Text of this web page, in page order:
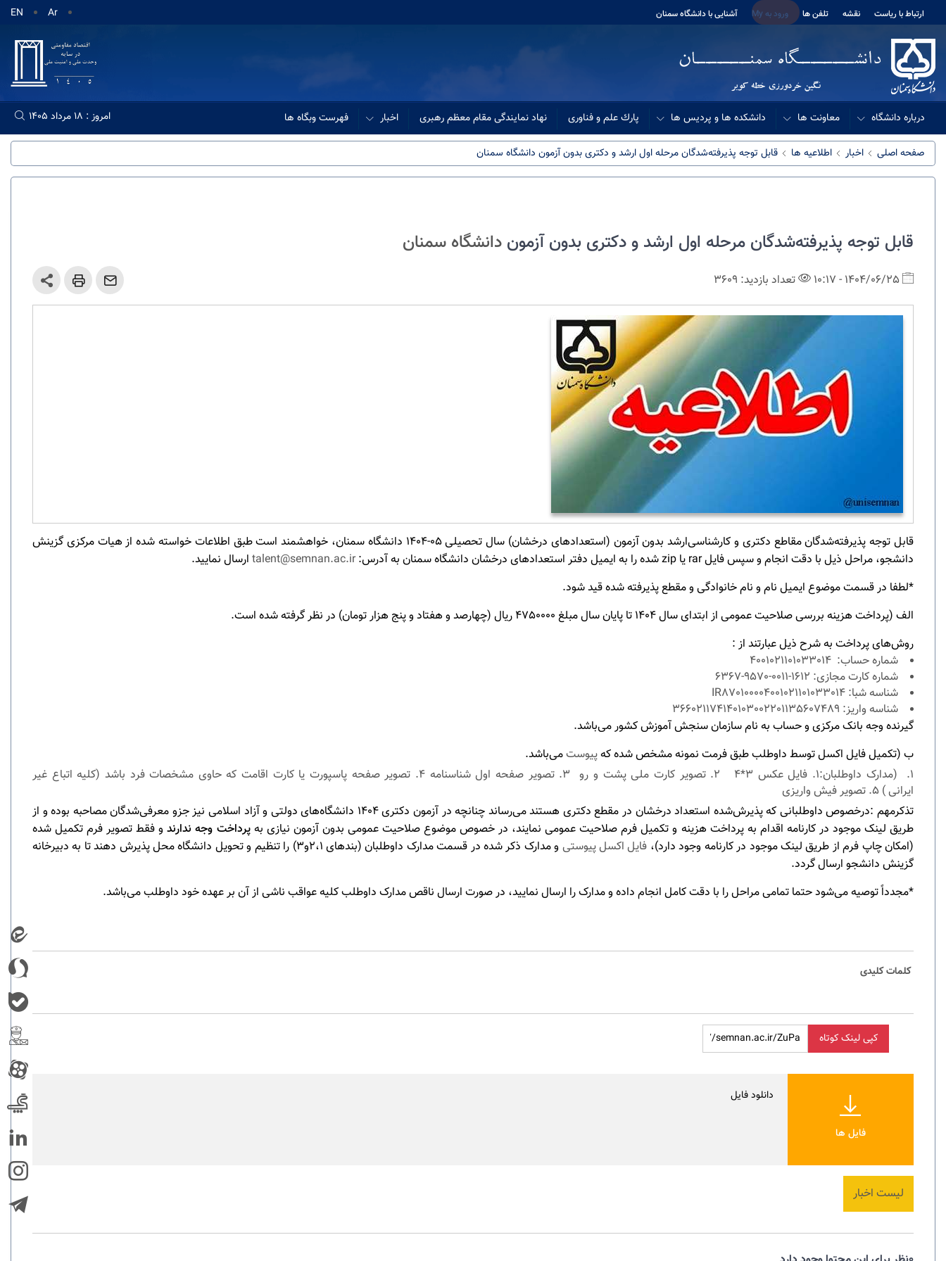
ارتباط با ریاست نقشه تلفن ها ورود به My آشنایی با دانشگاه سمنان EN Ar
درباره دانشگاه معاونت ها دانشکده ها و پردیس ها پارك علم و فناوری نهاد نمایندگی مقام معظم رهبری اخبار فهرست وبگاه ها امروز : 18 مرداد 1405
صفحه اصلی اخبار اطلاعیه ها قابل توجه پذیرفته‌شدگان مرحله اول ارشد و دکتری بدون آزمون دانشگاه سمنان
قابل توجه پذیرفته‌شدگان مرحله اول ارشد و دکتری بدون آزمون دانشگاه سمنان
1404/06/25 - 10:17 تعداد بازدید: 3609
قابل توجه پذیرفته‌شدگان مقاطع دکتری و کارشناسی‌ارشد بدون آزمون (استعدادهای درخشان) سال تحصیلی ۰5-۱۴۰4 دانشگاه سمنان، خواهشمند است طبق اطلاعات خواسته شده از هیات مرکزی گزینش
دانشجو، مراحل ذیل با دقت انجام و سپس فایلrar یا zipشده را به ایمیل دفتر استعدادهای درخشان دانشگاه سمنان به آدرس:talent@semnan.ac.ir ارسال نمایید.
*لطفا در قسمت موضوع ایمیل نام و نام خانوادگی و مقطع پذیرفته شده قید شود.
الف )پرداخت هزینه بررسی صلاحیت عمومی از ابتدای سال 1404 تا پایان سال مبلغ 4750000 ریال (چهارصد و هفتاد و پنج هزار تومان) در نظر گرفته شده است
.
روش‌های پرداخت به شرح ذیل عبارتند از :
شماره حساب:
4001021101033014
شماره کارت مجازی: 1612-0011-9570-6367
شناسه شبا: IR870100004001021101033014
شناسه واریز: 366021174140103002201135607489
گیرنده وجه بانک مرکزی و حساب به نام سازمان سنجش آموزش کشور می‌باشد.
ب )تکمیل فایل اکسل توسط داوطلب طبق فرمت نمونه مشخص شده کهپیوستمی‌باشد.
)
مدارک داوطلبان:1. فایل عکس 3*4 2. تصویر کارت ملی پشت و رو 3. تصویر صفحه اول شناسنامه 4. تصویر صفحه پاسپورت یا کارت اقامت که حاوی مشخصات فرد باشد (کلیه اتباع غیر
ایرانی ) 5. تصویر فیش واریزی
تذکرمهم:
درخصوص داوطلبانی که پذیرش‌شده استعداد درخشان در مقطع دکتری هستند می‌رساند چنانچه در آزمون دکتری 1404 دانشگاه‌های دولتی و آزاد اسلامی نیز جزو معرفی‌شدگان مصاحبه بوده و از
طریق لینک موجود در کارنامه اقدام به پرداخت هزینه و تکمیل فرم صلاحیت عمومی نمایند، در خصوص موضوع صلاحیت عمومی بدون آزمون‌ نیازی بهپرداخت وجه ندارندو فقط تصویر فرم تکمیل شده
(امکان چاپ فرم از طریق لینک موجود در کارنامه وجود دارد)، فایل اکسل پیوستی
و مدارک ذکر شده در قسمت مدارک داوطلبان (بندهای 2،1و3) را تنظیم و تحویل دانشگاه محل پذیرش دهند تا به دبیرخانه
گزینش دانشجو ارسال گردد.
*مجدداً توصیه می‌شود حتما تمامی مراحل را با دقت کامل انجام داده و مدارک را ارسال نمایید، در صورت ارسال ناقص مدارک داوطلب کلیه عواقب ناشی از آن بر عهده خود داوطلب می‌باشد.
کلمات کلیدی
کپی لینک کوتاه
فایل ها
دانلود فایل
لیست اخبار